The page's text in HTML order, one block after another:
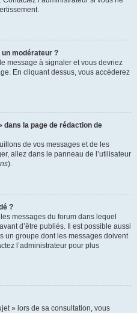
modérateur ?
message à signaler et vous devriez
En cliquant dessus, vous accéderez
dans la page de rédaction de
de vos messages et de les
allez dans le panneau de l’utilisateur
).
?
messages du forum dans lequel
d’être publiés. Il est possible aussi
un groupe dont les messages doivent
l’administrateur pour plus
» lors de sa consultation, vous